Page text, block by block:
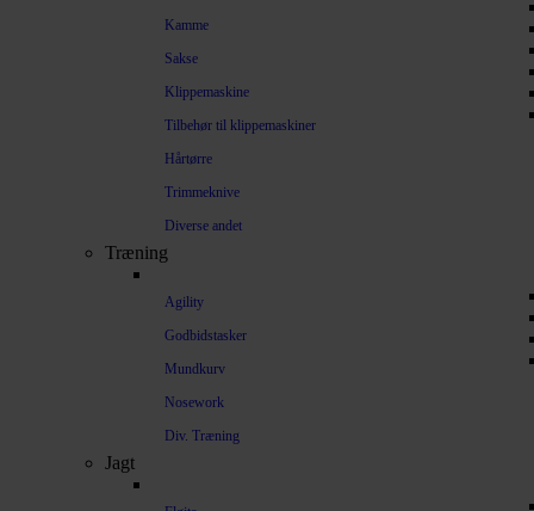
Kamme
Sakse
Klippemaskine
Tilbehør til klippemaskiner
Hårtørre
Trimmeknive
Diverse andet
Træning
Agility
Godbidstasker
Mundkurv
Nosework
Div. Træning
Jagt